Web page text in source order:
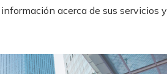
acerca de sus servicios y